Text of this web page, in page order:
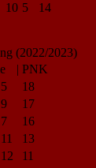
10 5 14
(2022/2023)
| PNK
5
18
9
17
7
16
11
13
12
11